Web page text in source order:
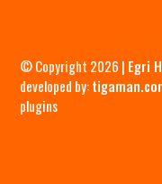
© Copyright 2026 | Egri
developed by:
plugins